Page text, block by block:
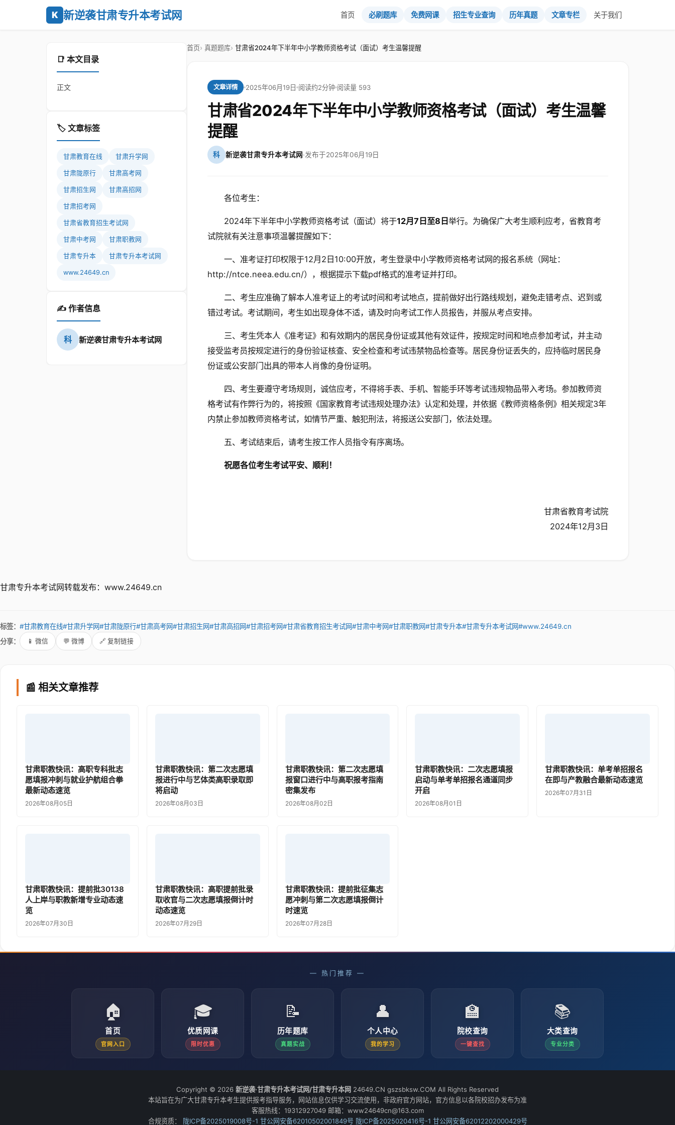
K 新逆袭甘肃专升本考试网 首页 必刷题库 免费网课 招生专业查询 历年真题 文章专栏 关于我们
📑 本文目录
正文
🏷️ 文章标签
甘肃教育在线 甘肃升学网
甘肃陇原行 甘肃高考网
甘肃招生网 甘肃高招网
甘肃招考网
甘肃省教育招生考试网
甘肃中考网 甘肃职教网
甘肃专升本 甘肃专升本考试网
www.24649.cn
✍️ 作者信息
科 新逆袭甘肃专升本考试网
首页 真题题库 甘肃省2024年下半年中小学教师资格考试（面试）考生温馨提醒
文章详情 2025年06月19日 阅读约2分钟 阅读量 593
甘肃省2024年下半年中小学教师资格考试（面试）考生温馨
提醒
科 新逆袭甘肃专升本考试网·发布于2025年06月19日
各位考生：
2024年下半年中小学教师资格考试（面试）将于12月7日至8日举行。为确保广大考生顺利应考，省教育考
试院就有关注意事项温馨提醒如下：
一、准考证打印权限于12月2日10:00开放，考生登录中小学教师资格考试网的报名系统（网址：
http://ntce.neea.edu.cn/），根据提示下载pdf格式的准考证并打印。
二、考生应准确了解本人准考证上的考试时间和考试地点，提前做好出行路线规划，避免走错考点、迟到或
错过考试。考试期间，考生如出现身体不适，请及时向考试工作人员报告，并服从考点安排。
三、考生凭本人《准考证》和有效期内的居民身份证或其他有效证件，按规定时间和地点参加考试，并主动
接受监考员按规定进行的身份验证核查、安全检查和考试违禁物品检查等。居民身份证丢失的，应持临时居民身
份证或公安部门出具的带本人肖像的身份证明。
四、考生要遵守考场规则，诚信应考，不得将手表、手机、智能手环等考试违规物品带入考场。参加教师资
格考试有作弊行为的，将按照《国家教育考试违规处理办法》认定和处理，并依据《教师资格条例》相关规定3年
内禁止参加教师资格考试，如情节严重、触犯刑法，将报送公安部门，依法处理。
五、考试结束后，请考生按工作人员指令有序离场。
祝愿各位考生考试平安、顺利！
甘肃省教育考试院
2024年12月3日
甘肃专升本考试网转载发布：www.24649.cn
标签： #甘肃教育在线#甘肃升学网#甘肃陇原行#甘肃高考网#甘肃招生网#甘肃高招网#甘肃招考网#甘肃省教育招生考试网#甘肃中考网#甘肃职教网#甘肃专升本#甘肃专升本考试网#www.24649.cn
分享：
📱 微信 💬 微博 🔗 复制链接
📰 相关文章推荐
甘肃职教快讯：高职专科批志
愿填报冲刺与就业护航组合拳
最新动态速览
2026年08月05日
甘肃职教快讯：第二次志愿填
报进行中与艺体类高职录取即
将启动
2026年08月03日
甘肃职教快讯：第二次志愿填
报窗口进行中与高职报考指南
密集发布
2026年08月02日
甘肃职教快讯：二次志愿填报
启动与单考单招报名通道同步
开启
2026年08月01日
甘肃职教快讯：单考单招报名
在即与产教融合最新动态速览
2026年07月31日
甘肃职教快讯：提前批30138
人上岸与职教新增专业动态速
览
2026年07月30日
甘肃职教快讯：高职提前批录
取收官与二次志愿填报倒计时
动态速览
2026年07月29日
甘肃职教快讯：提前批征集志
愿冲刺与第二次志愿填报倒计
时速览
2026年07月28日
— 热门推荐 —
🏠
首页
官网入口
🎓
优质网课
限时优惠
📝
历年题库
真题实战
👤
个人中心
我的学习
🏫
院校查询
一键查找
📚
大类查询
专业分类
Copyright © 2026 新逆袭·甘肃专升本考试网/甘肃专升本网 24649.CN gszsbksw.COM All Rights Reserved
本站旨在为广大甘肃专升本考生提供报考指导服务，网站信息仅供学习交流使用，非政府官方网站，官方信息以各院校招办发布为准
客服热线：19312927049 邮箱：www24649cn@163.com
合规资质：
陇ICP备2025019008号-1 甘公网安备62010502001849号 陇ICP备2025020416号-1 甘公网安备62012202000429号